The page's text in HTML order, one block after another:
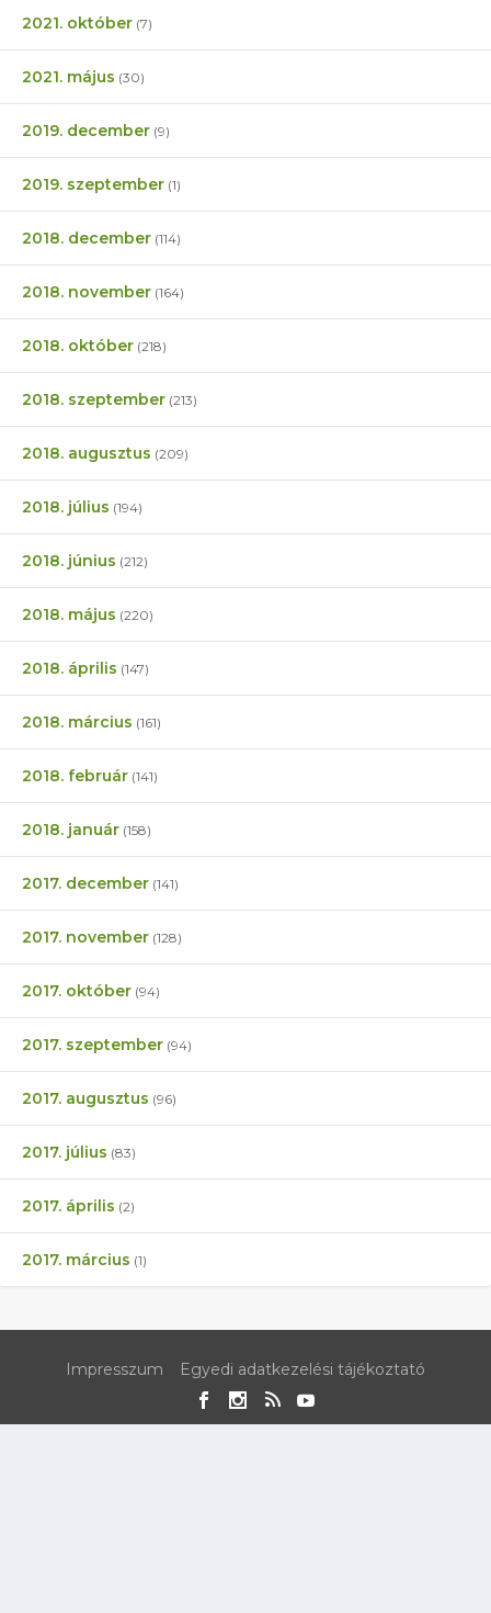
2021. október (7)
2021. május (30)
2019. december (9)
2019. szeptember (1)
2018. december (114)
2018. november (164)
2018. október (218)
2018. szeptember (213)
2018. augusztus (209)
2018. július (194)
2018. június (212)
2018. május (220)
2018. április (147)
2018. március (161)
2018. február (141)
2018. január (158)
2017. december (141)
2017. november (128)
2017. október (94)
2017. szeptember (94)
2017. augusztus (96)
2017. július (83)
2017. április (2)
2017. március (1)
Impresszum Egyedi adatkezelési tájékoztató